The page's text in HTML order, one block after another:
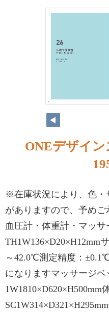
ONEデザイ
※在庫状況により、色・
がありますので、予めご
血圧計・体重計・マッ
TH1W136×D20×H12mm
～42.0℃測定精度：
になりますマッサージベ
1W1810×D620×H500mm